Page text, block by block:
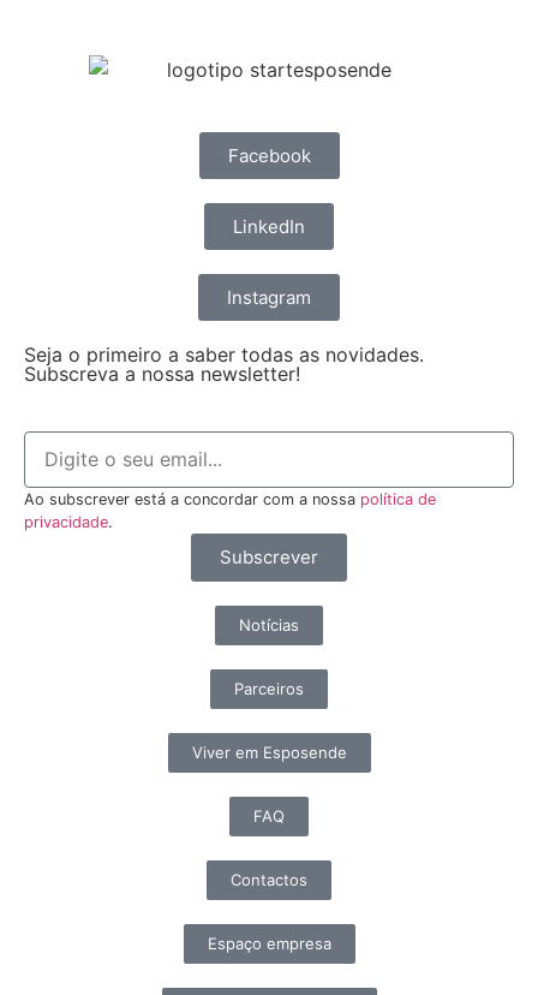
Facebook
LinkedIn
Instagram
Seja o primeiro a saber todas as novidades.
Subscreva a nossa newsletter!
Ao subscrever está a concordar com a nossa política de
privacidade.
Subscrever
Notícias
Parceiros
Viver em Esposende
FAQ
Contactos
Espaço empresa